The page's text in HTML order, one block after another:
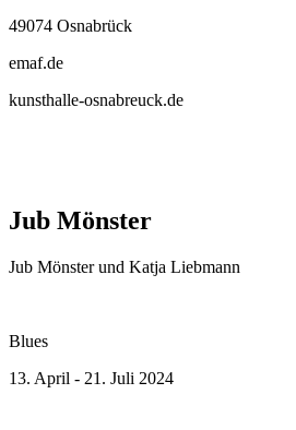
49074 Osnabrück
emaf.de
kunsthalle-osnabreuck.de
Jub Mönster
Jub Mönster und Katja Liebmann
Blues
13. April - 21. Juli 2024